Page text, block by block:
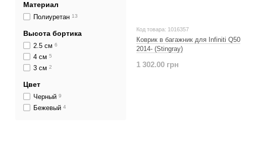
Код товара: 1016357
Коврик в багажник для Infiniti Q50
2014- (Stingray)
1 302.00 грн
Материал
Полиуретан 13
Высота бортика
2.5 см 6
4 см 5
3 см 2
Цвет
Черный 9
Бежевый 4